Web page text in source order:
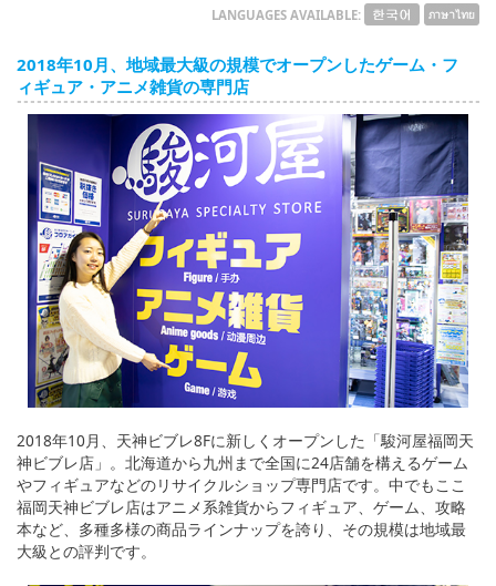
LANGUAGES AVAILABLE:
2018年10月、地域最大級の規模でオープンしたゲーム・フ
ィギュア・アニメ雑貨の専門店
2018年10月、天神ビブレ8Fに新しくオープンした「駿河屋福岡天
神ビブレ店」。北海道から九州まで全国に24店舗を構えるゲーム
やフィギュアなどのリサイクルショップ専門店です。中でもここ
福岡天神ビブレ店はアニメ系雑貨からフィギュア、ゲーム、攻略
本など、多種多様の商品ラインナップを誇り、その規模は地域最
大級との評判です。